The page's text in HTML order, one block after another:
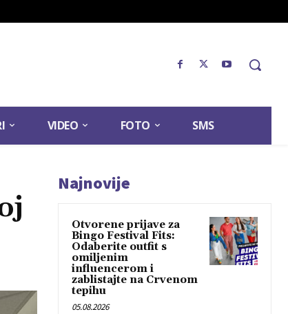
VIDEO FOTO SMS
Najnovije
Otvorene prijave za
Bingo Festival Fits:
Odaberite outfit s
omiljenim
influencerom i
zablistajte na Crvenom
tepihu
05.08.2026